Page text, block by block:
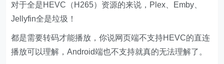
对于全是HEVC（H265）资源的来说，Plex、Emby、
Jellyfin全是垃圾！
都是需要转码才能播放，你说网页端不支持HEVC的直连
播放可以理解，Android端也不支持就真的无法理解了。